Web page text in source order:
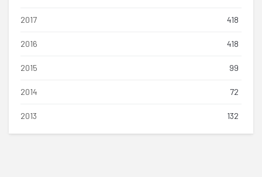
2017 418
2016 418
2015 99
2014 72
2013 132